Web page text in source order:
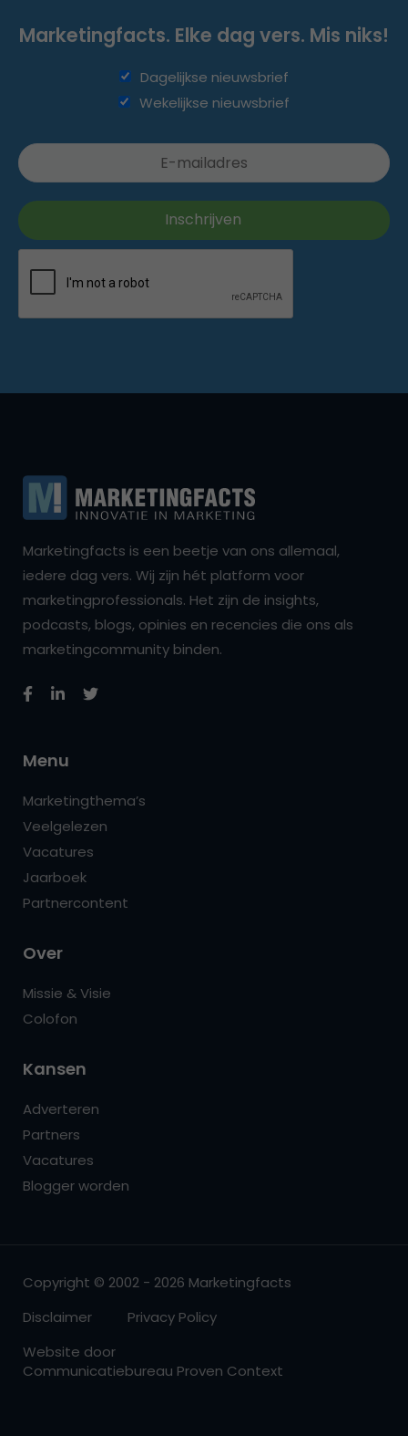
Marketingfacts. Elke dag vers. Mis niks!
Dagelijkse nieuwsbrief
Wekelijkse nieuwsbrief
Marketingfacts is een beetje van ons allemaal,
iedere dag vers. Wij zijn hét platform voor
marketingprofessionals. Het zijn de insights,
podcasts, blogs, opinies en recencies die ons als
marketingcommunity binden.
Menu
Marketingthema’s
Veelgelezen
Vacatures
Jaarboek
Partnercontent
Over
Missie & Visie
Colofon
Kansen
Adverteren
Partners
Vacatures
Blogger worden
Copyright © 2002 - 2026 Marketingfacts
Disclaimer
Privacy Policy
Website door
Communicatiebureau Proven Context